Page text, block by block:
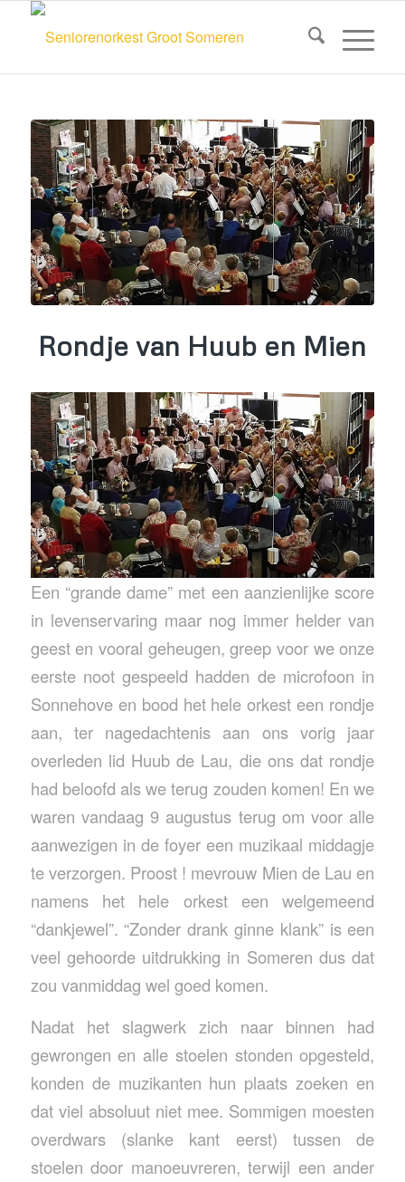
Rondje van Huub en Mien
Een “grande dame” met een aanzienlijke score
in levenservaring maar nog immer helder van
geest en vooral geheugen, greep voor we onze
eerste noot gespeeld hadden de microfoon in
Sonnehove en bood het hele orkest een rondje
aan, ter nagedachtenis aan ons vorig jaar
overleden lid Huub de Lau, die ons dat rondje
had beloofd als we terug zouden komen! En we
waren vandaag 9 augustus terug om voor alle
aanwezigen in de foyer een muzikaal middagje
te verzorgen. Proost ! mevrouw Mien de Lau en
namens het hele orkest een welgemeend
“dankjewel”. “Zonder drank ginne klank” is een
veel gehoorde uitdrukking in Someren dus dat
zou vanmiddag wel goed komen.
Nadat het slagwerk zich naar binnen had
gewrongen en alle stoelen stonden opgesteld,
konden de muzikanten hun plaats zoeken en
dat viel absoluut niet mee. Sommigen moesten
overdwars (slanke kant eerst) tussen de
stoelen door manoeuvreren, terwijl een ander